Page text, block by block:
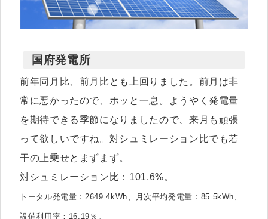
国府発電所
前年同月比、前月比とも上回りました。前月は非
常に悪かったので、ホッと一息。ようやく発電量
を期待できる季節になりましたので、来月も頑張
って欲しいですね。対シュミレーション比でも若
干の上乗せとまずまず。
対シュミレーション比：101.6%。
トータル発電量：2649.4kWh、月次平均発電量：85.5kWh、
設備利用率：16.19％。